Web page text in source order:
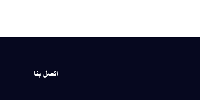
اتصل بنا